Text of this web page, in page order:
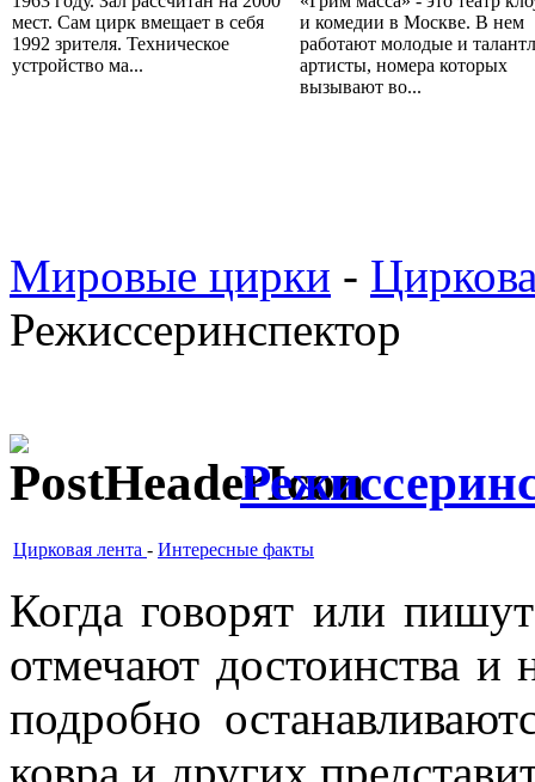
мест. Сам цирк вмещает в себя
1992 зрителя. Техническое
устройство ма...
и комедии в Москве. В нем
работают молодые и
артисты, номера которых
вызывают во...
Мировые цирки -
Режиссеринспектор
Цирковая лента - Интересные факты
Когда говорят или
отме­чают достоинства и
подробно